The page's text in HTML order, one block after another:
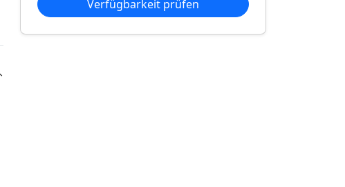
Verfügbarkeit prüfen